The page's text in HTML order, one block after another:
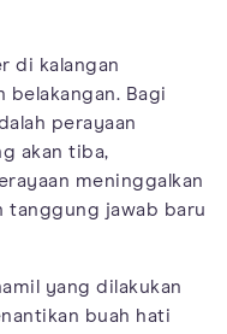
di kalangan
belakangan. Bagi
perayaan
akan tiba,
meninggalkan
tanggung jawab baru
yang dilakukan
buah hati